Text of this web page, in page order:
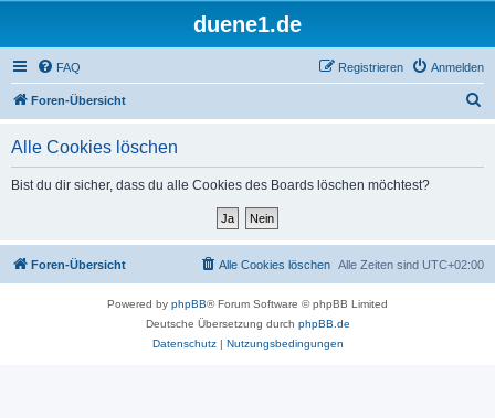
duene1.de
FAQ Anmelden
Registrieren
Foren-Übersicht
Alle Cookies löschen
Bist du dir sicher, dass du alle Cookies des Boards löschen möchtest?
Foren-Übersicht Alle Zeiten sind UTC+02:00
Alle Cookies löschen
Powered by phpBB® Forum Software © phpBB Limited
Deutsche Übersetzung durch phpBB.de
Datenschutz| Nutzungsbedingungen